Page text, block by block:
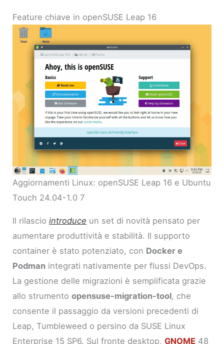
Feature chiave in openSUSE Leap 16
Aggiornamenti Linux: openSUSE Leap 16 e Ubuntu
Touch 24.04-1.0 7
Il rilasciointroduce un set di novità pensato per
aumentare produttività e stabilità. Il supporto
container è stato potenziato, con Docker e
Podman integrati nativamente per flussi DevOps.
La gestione delle migrazioni è semplificata grazie
allo strumentoopensuse-migration-tool, che
consente il passaggio da versioni precedenti di
Leap, Tumbleweed o persino da SUSE Linux
Enterprise 15 SP6. Sul fronte desktop,GNOME 48